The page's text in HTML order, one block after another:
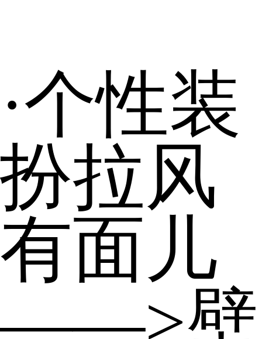
·个性装
扮拉风
有面儿
——>壁